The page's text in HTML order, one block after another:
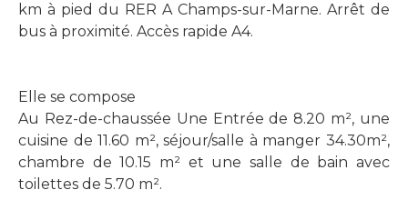
km à pied du RER A Champs-sur-Marne. Arrêt de
bus à proximité. Accès rapide A4.
Elle se compose
Au Rez-de-chaussée Une Entrée de 8.20 m², une
cuisine de 11.60 m², séjour/salle à manger 34.30m²,
chambre de 10.15 m² et une salle de bain avec
toilettes de 5.70 m².